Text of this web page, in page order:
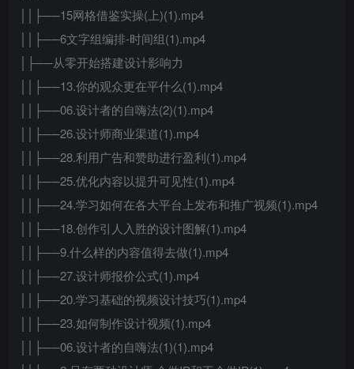
││├──15网格借鉴实操(上)(1).mp4
││├──6文字组编排-时间组(1).mp4
│├──从零开始搭建设计影响力
││├──13.你的观众更在平什么(1).mp4
││├──06.设计者的自嗨法(2)(1).mp4
││├──26.设计师商业渠道(1).mp4
││├──28.利用广告和赞助进行盈利(1).mp4
││├──25.优化内容以提升可见性(1).mp4
││├──24.学习如何在各大平台上发布和推广视频(1).mp4
││├──18.创作引人入胜的设计图解(1).mp4
││├──9.什么样的内容值得去做(1).mp4
││├──27.设计师报价公式(1).mp4
││├──20.学习基础的视频设计技巧(1).mp4
││├──23.如何制作设计视频(1).mp4
││├──06.设计者的自嗨法(1)(1).mp4